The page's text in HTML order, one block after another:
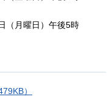
（月曜日）午後5時
）